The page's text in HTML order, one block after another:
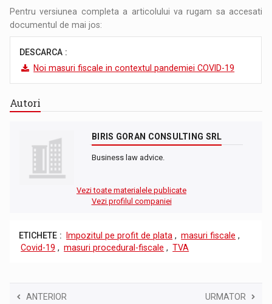
Pentru versiunea completa a articolului va rugam sa accesati
documentul de mai jos:
DESCARCA :
Noi masuri fiscale in contextul pandemiei COVID-19
Autori
BIRIS GORAN CONSULTING SRL
Business law advice.
Vezi toate materialele publicate
Vezi profilul companiei
ETICHETE : Impozitul pe profit de plata , masuri fiscale ,
Covid-19 , masuri procedural-fiscale , TVA
ANTERIOR URMATOR